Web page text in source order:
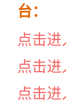
台：
点击
点击
点击